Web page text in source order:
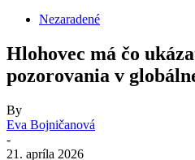
Nezaradené
Hlohovec má čo
pozorovania v
By
Eva Bojničanová
-
21. apríla 2026